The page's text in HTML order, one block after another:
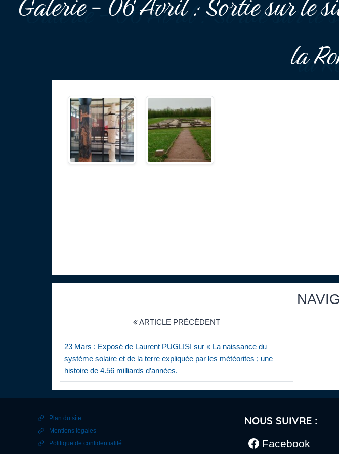
la
ARTICLE PRÉCÉDENT
23 Mars : Exposé de Laurent PUGLISI sur « La naissance du
système solaire et de la terre expliquée par les météorites ; une
histoire de 4.56 milliards d’années.
Plan du site
Mentions légales
Politique de confidentialité
NOUS SUIVRE :
Facebook